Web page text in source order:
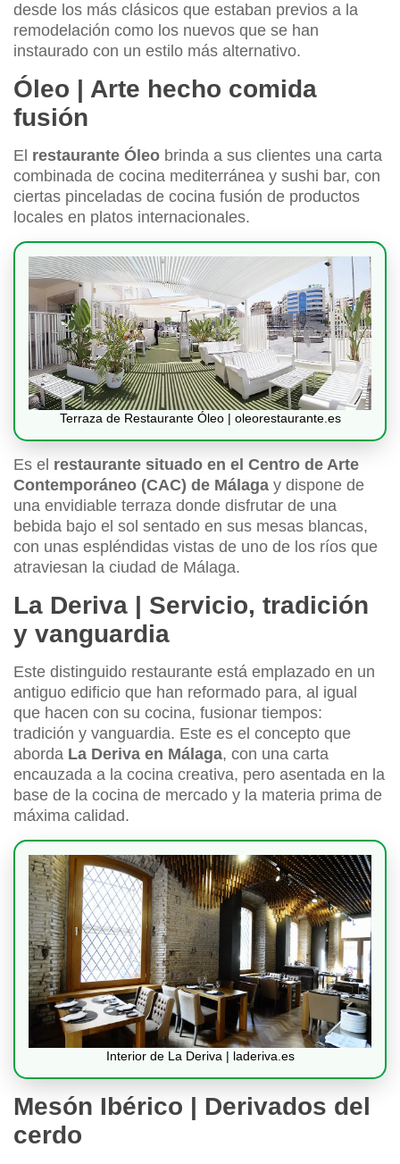
desde los más clásicos que estaban previos a la
remodelación como los nuevos que se han
instaurado con un estilo más alternativo.
Óleo | Arte hecho comida
fusión
El restaurante Óleo brinda a sus clientes una carta
combinada de cocina mediterránea y sushi bar, con
ciertas pinceladas de cocina fusión de productos
locales en platos internacionales.
Terraza de Restaurante Óleo | oleorestaurante.es
Es el restaurante situado en el Centro de Arte
Contemporáneo (CAC) de Málaga y dispone de
una envidiable terraza donde disfrutar de una
bebida bajo el sol sentado en sus mesas blancas,
con unas espléndidas vistas de uno de los ríos que
atraviesan la ciudad de Málaga.
La Deriva | Servicio, tradición
y vanguardia
Este distinguido restaurante está emplazado en un
antiguo edificio que han reformado para, al igual
que hacen con su cocina, fusionar tiempos:
tradición y vanguardia. Este es el concepto que
aborda La Deriva en Málaga, con una carta
encauzada a la cocina creativa, pero asentada en la
base de la cocina de mercado y la materia prima de
máxima calidad.
Interior de La Deriva | laderiva.es
Mesón Ibérico | Derivados del
cerdo